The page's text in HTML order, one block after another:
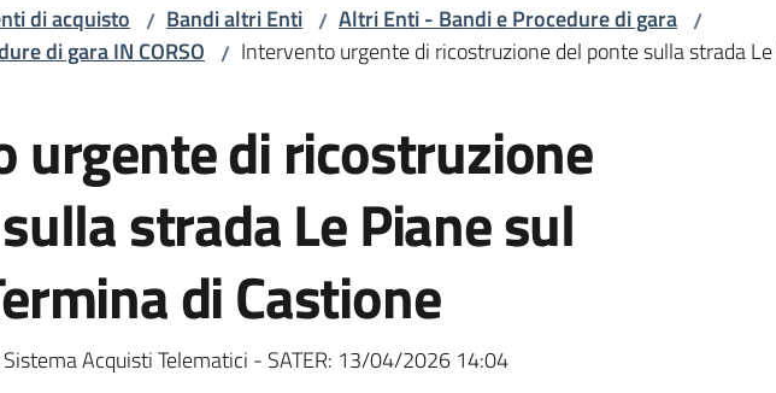
di acquisto / Bandi altri Enti / Altri Enti - Bandi e Procedure di gara /
di gara IN CORSO / Intervento urgente di ricostruzione del ponte sulla strada
urgente di ricostruzione
strada Le Piane sul
di Castione
Acquisti Telematici - SATER: 13/04/2026 14:04